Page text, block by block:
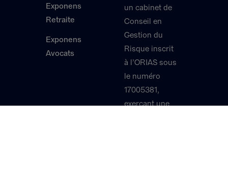
Exponens
Retraite
Exponens
Avocats
un cabinet de
Conseil en
Gestion du
Risque inscrit
à l’ORIAS sous
le numéro
17005381,
exerçant une